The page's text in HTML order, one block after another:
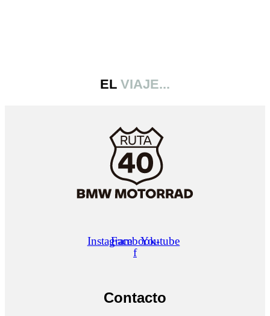
EL VIAJE...
InstagramFacebook-
f
Youtube
Contacto